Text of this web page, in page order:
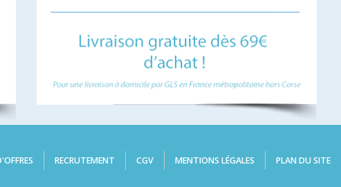
RECRUTEMENT CGV MENTIONS LÉGALES PLAN DU SITE